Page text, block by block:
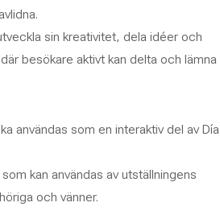
sin kreativitet, dela idéer och
besökare aktivt kan delta och lämna
användas som en interaktiv del av Día
kan användas av utställningens
och vänner.